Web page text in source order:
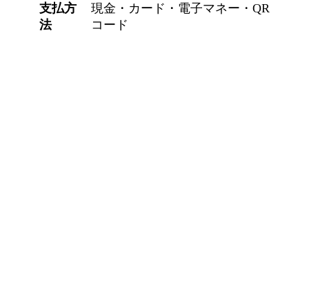
支払方
法
現金・カード・電子マネー・QR
コード